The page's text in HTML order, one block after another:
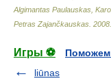
Algimantas Paulauskas,
Petras Zajančkauskas 2008
Игры ⚽
Поможем
liūnas